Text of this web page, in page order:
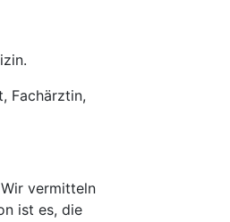
Fachärztin,
Wir vermitteln
ist es, die